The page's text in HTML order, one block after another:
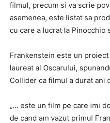
filmul, precum si va scrie
asemenea, este listat sa
cu care a lucrat la Pinocchio
Frankenstein este un
laureat al Oscarului,
Collider ca filmul a durat ani
„… este un film pe care imi
de cand am vazut primul